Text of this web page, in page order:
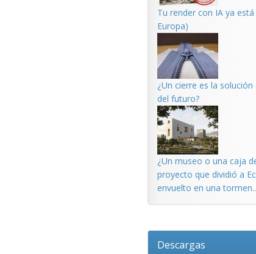
Tu render con IA ya
Europa)
¿Un cierre es la
del futuro?
¿Un museo o una caja
proyecto que dividió a
envuelto en una
Descargas